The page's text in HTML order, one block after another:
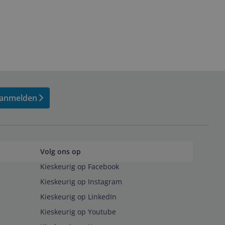
Volg ons op
Kieskeurig op Facebook
Kieskeurig op Instagram
Kieskeurig op LinkedIn
Kieskeurig op Youtube